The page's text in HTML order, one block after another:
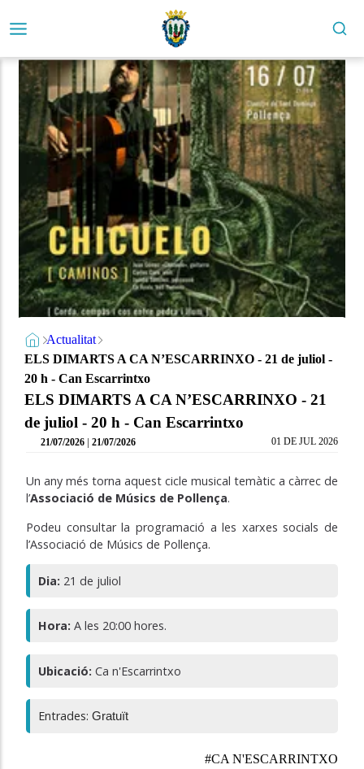
Actualitat
ELS DIMARTS A CA N’ESCARRINXO - 21 de juliol -
20 h - Can Escarrintxo
ELS DIMARTS A CA N’ESCARRINXO - 21
de juliol - 20 h - Can Escarrintxo
21/07/2026 | 21/07/2026 01 DE JUL 2026
Un any més torna aquest cicle musical temàtic a càrrec de
l’Associació de Músics de Pollença.
Podeu consultar la programació a les xarxes socials de
l’Associació de Músics de Pollença.
Dia: 21 de juliol
Hora: A les 20:00 hores.
Ubicació: Ca n'Escarrintxo
Entrades: Gratuït
#CA N'ESCARRINTXO